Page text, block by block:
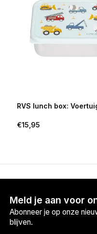
RVS lunch box:
€15,95
Meld je aan voor
Abonneer je op onze
blijven.